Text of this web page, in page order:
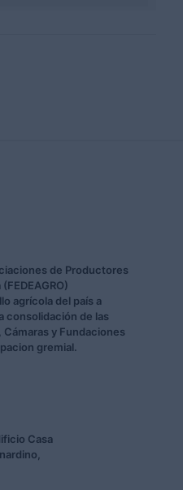
de Productores
agrícola del país a
consolidación de las
y Fundaciones
gremial.
Casa